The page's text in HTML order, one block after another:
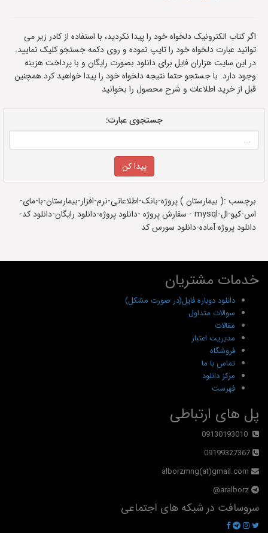
اگر کتاب الکترونیک دلخواه خود را پیدا نکردید، با استفاده از کادر زیر می
توانید عبارت دلخواه خود را تایپ نموده و روی دکمه جستجو کلیک نمایید.
در این سایت هزاران فایل برای دانلود بصورت رایگان و با پرداخت هزینه
وجود دارد. با جستجو حتما نتیجه دلخواه خود را پیدا خواهید کرد.همچنین
قبل از خرید اطلاعات و شرح محصول را بخوانید
جستجوی عبارت:
برچسب :( بیمارستان ) پروژه-بانک-اطلاعاتی-نرم-افزار-بیمارستان-با-مای-
اس-کیو-ال-mysql - سفارش پروژه -دانلود پروژه-دانلود رایگان-دانلود کد-
دانلود پروژه آماده-دانلود سورس کد
خدمات مشتریان
دانلود دوباره فایل(در صورت مشکل)
سوالات متداول
مقالات
مدیریت اعتبار
فروشگاه
تماس با ما
مرکز دانلود
فهرست
پل های ارتباطی
09130193010
09199327367
alborzmng(at)gmail.com
aralborz@
سروسافت در شبکه های اجتماعی